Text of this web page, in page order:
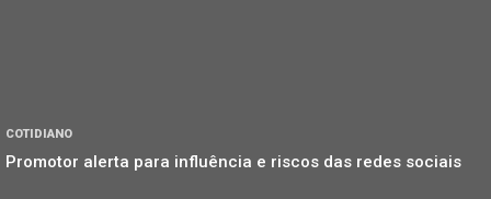
COTIDIANO
Promotor alerta para influência e riscos das redes sociais